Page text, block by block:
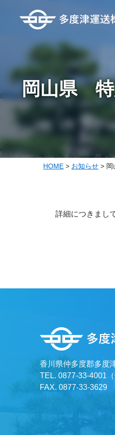
岡山県 特
HOME > お知らせ >
詳細につきまし
香川県仲多度郡多度
TEL. 0877-33-4001（
FAX. 0877-33-3629